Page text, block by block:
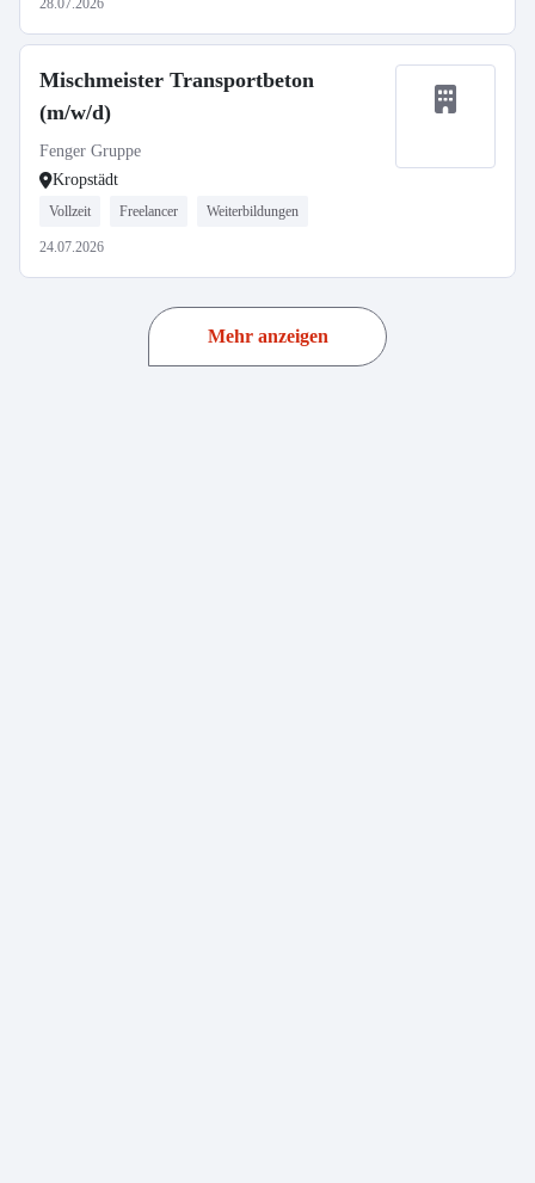
28.07.2026
Mischmeister Transportbeton
(m/w/d)
Fenger Gruppe
Kropstädt
Vollzeit Freelancer Weiterbildungen
24.07.2026
Mehr anzeigen